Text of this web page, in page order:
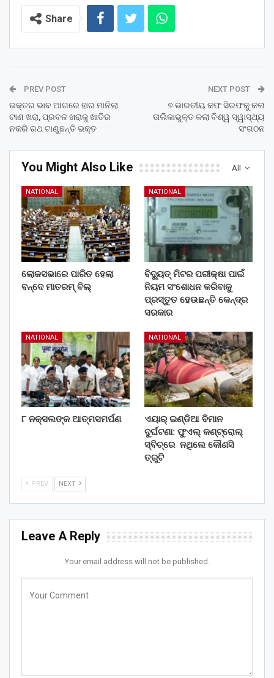
Share
PREV POST
ଭକ୍ତର ଭାବ ଆଗରେ ହାର ମାନିଲା
ଟାଣ ଖରା, ପ୍ରବଳ ଖରାକୁ ଖାତିର
ନକରି ରଥ ଟାଣୁଛନ୍ତି ଭକ୍ତ
NEXT POST
୭ ଭାରତୀୟ କଫ ସିରଫକୁ କଳା
ତାଲିକାଭୁକ୍ତ କଲା ବିଶ୍ୱ ସ୍ୱାସ୍ଥ୍ୟ
ସଂଗଠନ
All
You Might Also Like
NATIONAL
ଲୋକସଭାରେ ପାରିତ ହେଲା
ବନ୍ଦେ ମାତରମ୍‌ ବିଲ୍‌
NATIONAL
ବିଦ୍ୟୁତ୍ ମିଟର ପରୀକ୍ଷା ପାଇଁ
ନିୟମ ସଂଶୋଧନ କରିବାକୁ
ପ୍ରସ୍ତୁତ ହେଉଛନ୍ତି କେନ୍ଦ୍ର
ସରକାର
NATIONAL
୮ ନକ୍ସଲଙ୍କ ଆତ୍ମସମର୍ପଣ
NATIONAL
ଏୟାର୍ ଇଣ୍ଡିଆ ବିମାନ
ଦୁର୍ଘଟଣା: ଫୁଏଲ୍‌ କଣ୍ଟ୍ରୋଲ୍‌
ସ୍ବିଚ୍‌ରେ ନଥିଲେ କୌଣସି
ତ୍ରୁଟି
PREV NEXT
Leave A Reply
Your email address will not be published.